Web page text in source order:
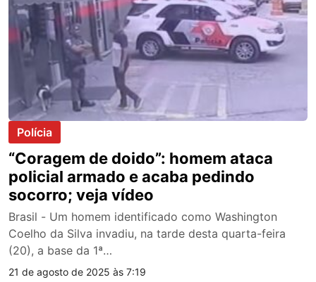
Polícia
“Coragem de doido”: homem ataca
policial armado e acaba pedindo
socorro; veja vídeo
Brasil - Um homem identificado como Washington
Coelho da Silva invadiu, na tarde desta quarta-feira
(20), a base da 1ª…
21 de agosto de 2025 às 7:19